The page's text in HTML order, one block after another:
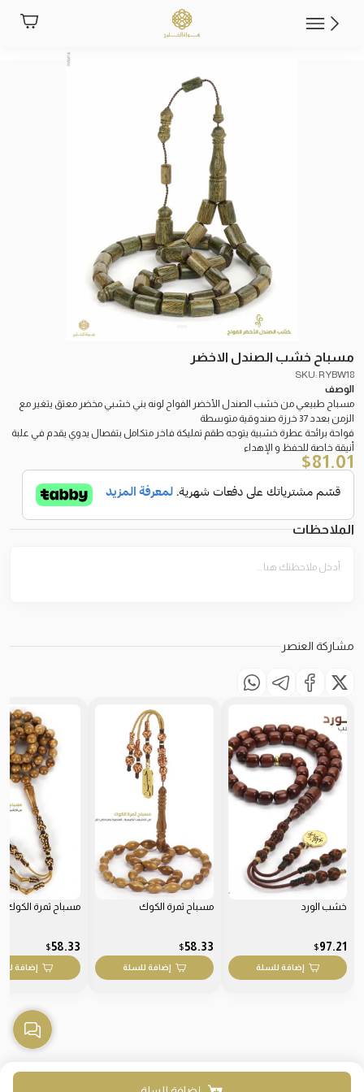
مسباح خشب الصندل الاخضر
SKU: RYBW18
الوصف
مسباح طبيعي من خشب الصندل الأخضر الفواح لونه بني خشبي مخضر معتق يتغير مع
الزمن بعدد 37 خرزة صندوقية متوسطة
فواحة برائحة عطرة خشبية يتوجه طقم تمليكة فاخر متكامل بتفصال يدوي يقدم في علبة
أنيقة خاصة للحفظ و الإهداء
81.01
$
الملاحظات
مشاركة العنصر
خشب الورد
97.21
$
إضافة للسلة
مسباح ثمرة الكوك
58.33
$
إضافة للسلة
مسباح ثمرة الكوك
58.33
$
إضافة